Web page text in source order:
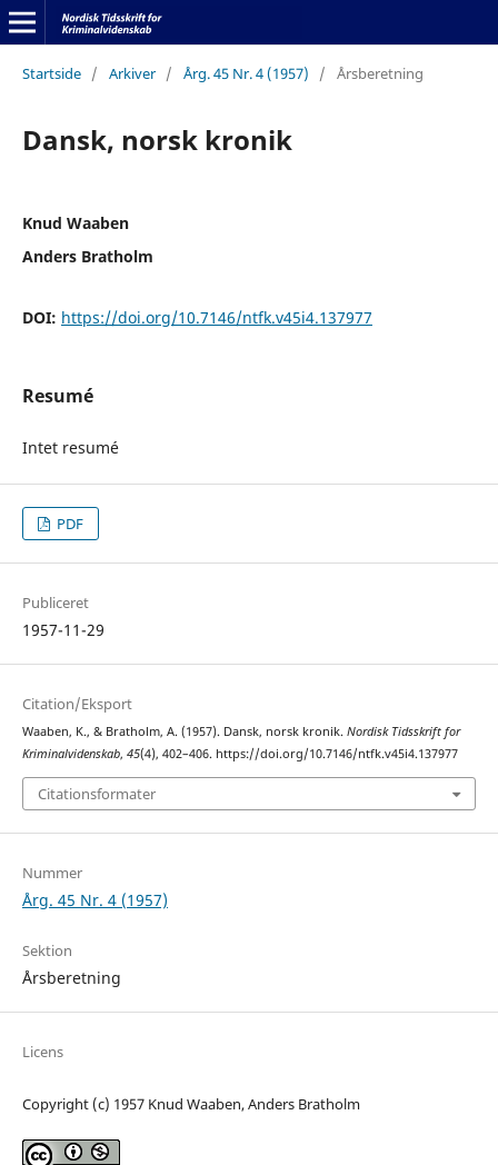
Startside / Arkiver / Årg. 45 Nr. 4 (1957) / Årsberetning
Dansk, norsk kronik
Knud Waaben
Anders Bratholm
DOI: https://doi.org/10.7146/ntfk.v45i4.137977
Resumé
Intet resumé
PDF
Publiceret
1957-11-29
Citation/Eksport
Waaben, K., & Bratholm, A. (1957). Dansk, norsk kronik. Nordisk Tidsskrift for
Kriminalvidenskab, 45(4), 402–406. https://doi.org/10.7146/ntfk.v45i4.137977
Citationsformater
Nummer
Årg. 45 Nr. 4 (1957)
Sektion
Årsberetning
Licens
Copyright (c) 1957 Knud Waaben, Anders Bratholm